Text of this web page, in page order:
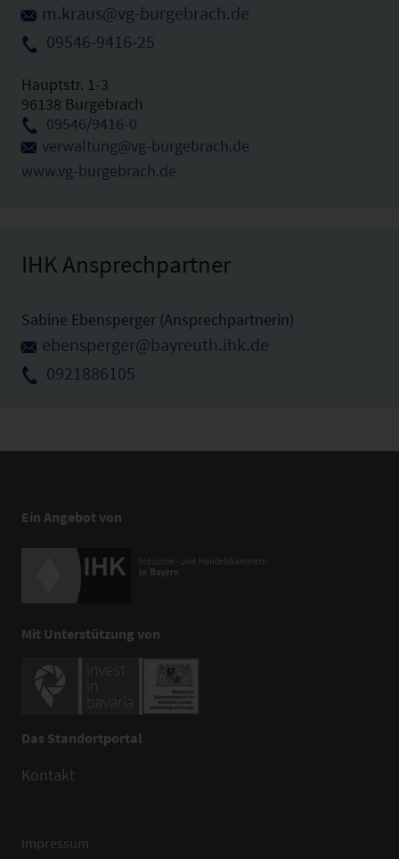
m.kraus@vg-burgebrach.de
09546-9416-25
Hauptstr. 1-3
96138 Burgebrach
09546/9416-0
verwaltung@vg-burgebrach.de
www.vg-burgebrach.de
IHK Ansprechpartner
Sabine Ebensperger (Ansprechpartnerin)
ebensperger@bayreuth.ihk.de
0921886105
Ein Angebot von
Mit Unterstützung von
Das Standortportal
Kontakt
Impressum